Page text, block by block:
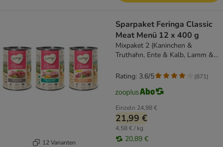
12 Varianten
Sparpaket Feringa Classic
Meat Menü 12 x 400 g
Mixpaket 2 (Kaninchen &
Truthahn, Ente & Kalb, Lamm &
Einzeln 24,98 €
21,99 €
4,58 € / kg
20,89 €
Rating: 3.6/5 (871)